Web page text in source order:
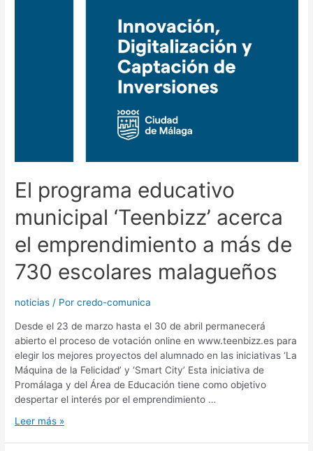
El programa educativo
municipal ‘Teenbizz’ acerca
el emprendimiento a más de
730 escolares malagueños
noticias / Porcredo-comunica
Desde el 23 de marzo hasta el 30 de abril permanecerá
abierto el proceso de votación online en www.teenbizz.es para
elegir los mejores proyectos del alumnado en las iniciativas ‘La
Máquina de la Felicidad’ y ‘Smart City’ Esta iniciativa de
Promálaga y del Área de Educación tiene como objetivo
despertar el interés por el emprendimiento …
Leer más »